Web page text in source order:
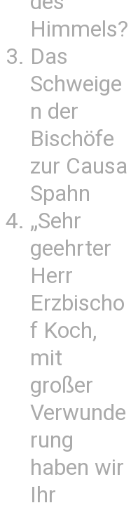
Himmels?
Das
Schweige
n der
Bischöfe
zur Causa
Spahn
„Sehr
geehrter
Herr
Erzbischo
f Koch,
mit
großer
Verwunde
rung
haben wir
Ihr